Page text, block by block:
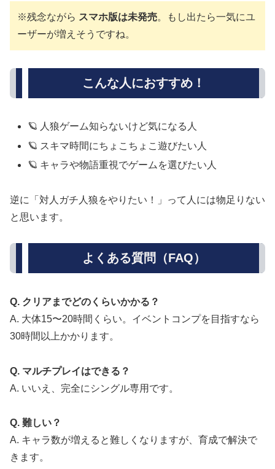
※残念ながら スマホ版は未発売。もし出たら一気にユ
ーザーが増えそうですね。
こんな人におすすめ！
🪐 人狼ゲーム知らないけど気になる人
🪐 スキマ時間にちょこちょこ遊びたい人
🪐 キャラや物語重視でゲームを選びたい人
逆に「対人ガチ人狼をやりたい！」って人には物足りない
と思います。
よくある質問（FAQ）
Q. クリアまでどのくらいかかる？
A. 大体15〜20時間くらい。イベントコンプを目指すなら
30時間以上かかります。
Q. マルチプレイはできる？
A. いいえ、完全にシングル専用です。
Q. 難しい？
A. キャラ数が増えると難しくなりますが、育成で解決で
きます。